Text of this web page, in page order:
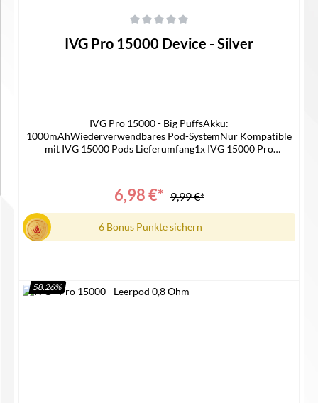
IVG Pro 15000 Device - Silver
IVG Pro 15000 - Big PuffsAkku:
1000mAhWiederverwendbares Pod-SystemNur Kompatible
mit IVG 15000 Pods Lieferumfang1x IVG 15000 Pro
6,98 €* 9,99 €*
6 Bonus Punkte sichern
58.26%